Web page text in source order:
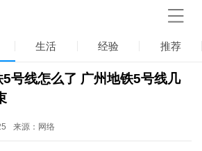
生活 经验 推荐
号线怎么了 广州地铁5号线几
来源：网络